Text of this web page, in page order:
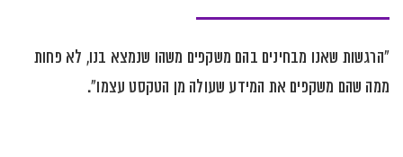
"הרגשות שאנו מבחינים בהם משקפים משהו שנמצא בנו, לא פחות
ממה שהם משקפים את המידע שעולה מן הטקסט עצמו".